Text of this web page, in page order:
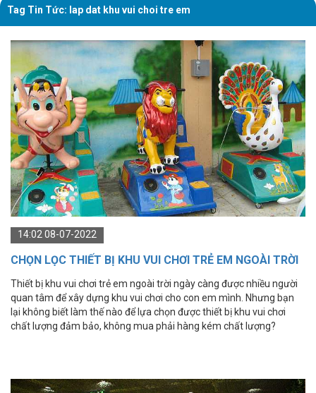
Tag Tin Tức: lap dat khu vui choi tre em
14:02 08-07-2022
CHỌN LỌC THIẾT BỊ KHU VUI CHƠI TRẺ EM NGOÀI TRỜI
CHẤT LƯỢNG
Thiết bị khu vui chơi trẻ em ngoài trời ngày càng được nhiều người
quan tâm để xây dựng khu vui chơi cho con em mình. Nhưng bạn
lại không biết làm thế nào để lựa chọn được thiết bị khu vui chơi
chất lượng đảm bảo, không mua phải hàng kém chất lượng?